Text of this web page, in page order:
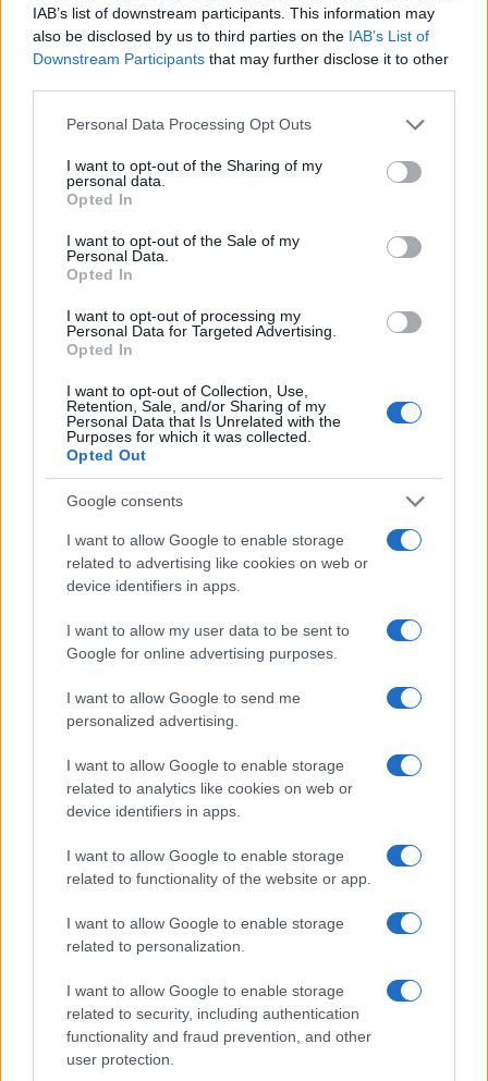
IAB’s list of downstream participants. This information may
also be disclosed by us to third parties on the IAB’s List of
Downstream Participants that may further disclose it to other
Please note that this website/app uses one or more Google
not limited to your visit or usage behaviour. You may click to
grant or deny consent to Google and its third-party tags to
use your data for below specified purposes in below Google
consent section.
Personal Data Processing Opt Outs
I want to opt-out of the Sharing of my
personal data.
Opted In
I want to opt-out of the Sale of my
Personal Data.
Opted In
I want to opt-out of processing my
Personal Data for Targeted Advertising.
Opted In
I want to opt-out of Collection, Use,
Retention, Sale, and/or Sharing of my
Personal Data that Is Unrelated with the
Purposes for which it was collected.
Opted Out
Google consents
I want to allow Google to enable storage
related to advertising like cookies on web or
device identifiers in apps.
I want to allow my user data to be sent to
Google for online advertising purposes.
I want to allow Google to send me
personalized advertising.
I want to allow Google to enable storage
related to analytics like cookies on web or
device identifiers in apps.
I want to allow Google to enable storage
related to functionality of the website or app.
I want to allow Google to enable storage
related to personalization.
I want to allow Google to enable storage
related to security, including authentication
functionality and fraud prevention, and other
user protection.
Continua a leggere
NERD NEWS
Pieve Comics 2026: tutto ciò che devi sapere
sull’evento nerd di Perugia
NERD NEWS
capital nel primo semestre 2026
Andrea Conforti · 6 Ago 2026
NERD NEWS